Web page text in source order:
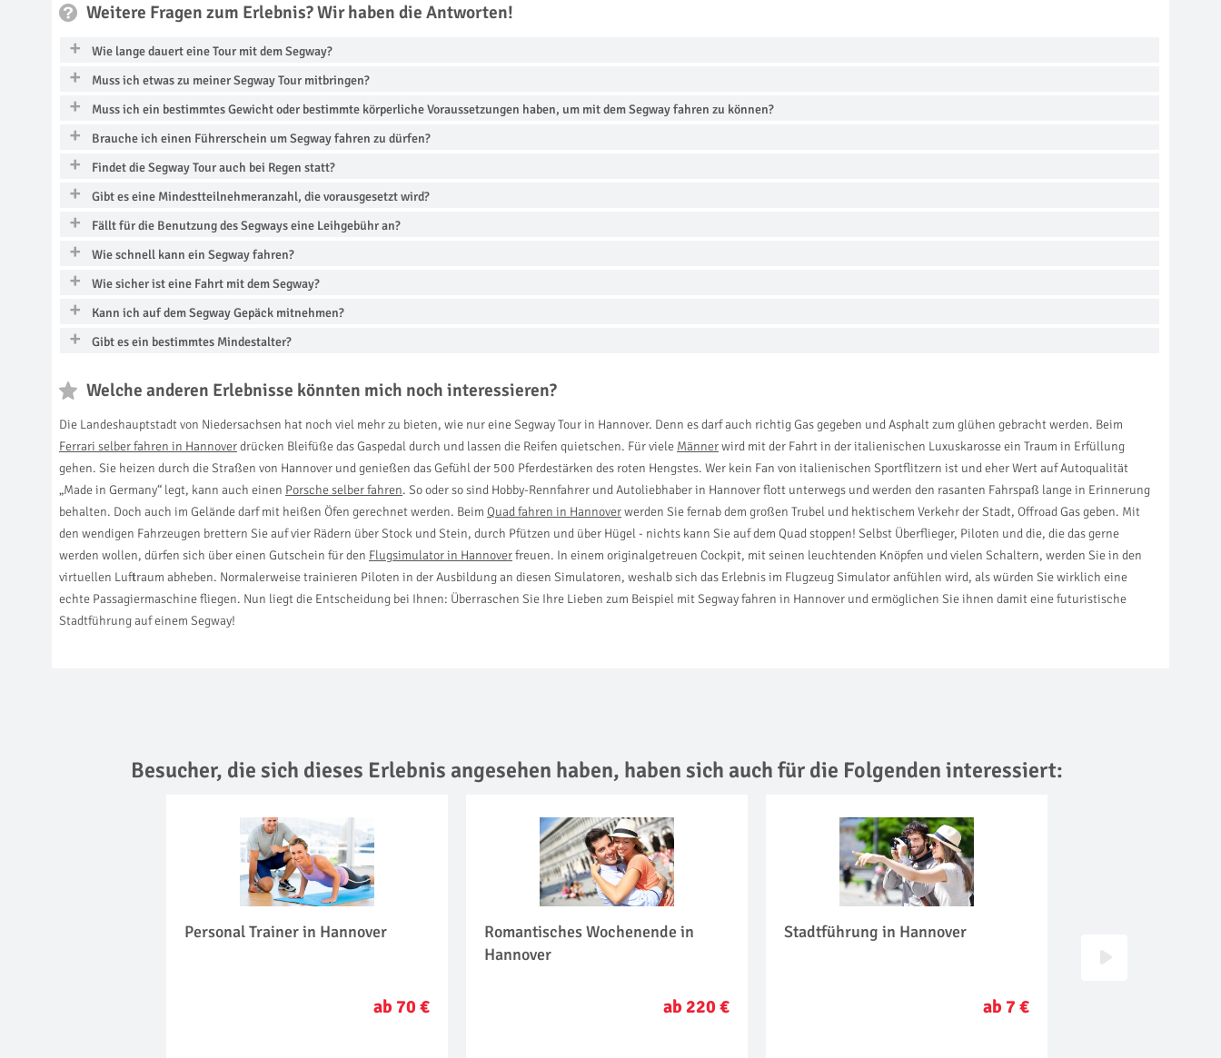
Weitere Fragen zum Erlebnis? Wir haben die Antworten!
Wie lange dauert eine Tour mit dem Segway?
Muss ich etwas zu meiner Segway Tour mitbringen?
Muss ich ein bestimmtes Gewicht oder bestimmte körperliche Voraussetzungen haben, um mit dem Segway fahren zu können?
Brauche ich einen Führerschein um Segway fahren zu dürfen?
Findet die Segway Tour auch bei Regen statt?
Gibt es eine Mindestteilnehmeranzahl, die vorausgesetzt wird?
Fällt für die Benutzung des Segways eine Leihgebühr an?
Wie schnell kann ein Segway fahren?
Wie sicher ist eine Fahrt mit dem Segway?
Kann ich auf dem Segway Gepäck mitnehmen?
Gibt es ein bestimmtes Mindestalter?
Welche anderen Erlebnisse könnten mich noch interessieren?
Die Landeshauptstadt von Niedersachsen hat noch viel mehr zu bieten, wie nur eine Segway Tour in Hannover. Denn es darf auch richtig Gas gegeben und Asphalt zum glühen gebracht werden. Beim
Ferrari selber fahren in Hannoverdrücken Bleifüße das Gaspedal durch und lassen die Reifen quietschen. Für viele Männerwird mit der Fahrt in der italienischen Luxuskarosse ein Traum in Erfüllung
gehen. Sie heizen durch die Straßen von Hannover und genießen das Gefühl der 500 Pferdestärken des roten Hengstes. Wer kein Fan von italienischen Sportflitzern ist und eher Wert auf Autoqualität
„Made in Germany“ legt, kann auch einen Porsche selber fahren. So oder so sind Hobby-Rennfahrer und Autoliebhaber in Hannover flott unterwegs und werden den rasanten Fahrspaß lange in Erinnerung
behalten. Doch auch im Gelände darf mit heißen Öfen gerechnet werden. Beim Quad fahren in Hannoverwerden Sie fernab dem großen Trubel und hektischem Verkehr der Stadt, Offroad Gas geben. Mit
den wendigen Fahrzeugen brettern Sie auf vier Rädern über Stock und Stein, durch Pfützen und über Hügel - nichts kann Sie auf dem Quad stoppen! Selbst Überflieger, Piloten und die, die das gerne
werden wollen, dürfen sich über einen Gutschein für den Flugsimulator in Hannoverfreuen. In einem originalgetreuen Cockpit, mit seinen leuchtenden Knöpfen und vielen Schaltern, werden Sie in den
virtuellen Luftraum abheben. Normalerweise trainieren Piloten in der Ausbildung an diesen Simulatoren, weshalb sich das Erlebnis im Flugzeug Simulator anfühlen wird, als würden Sie wirklich eine
echte Passagiermaschine fliegen. Nun liegt die Entscheidung bei Ihnen: Überraschen Sie Ihre Lieben zum Beispiel mit Segway fahren in Hannover und ermöglichen Sie ihnen damit eine futuristische
Stadtführung auf einem Segway!
Besucher, die sich dieses Erlebnis angesehen haben, haben sich auch für die Folgenden interessiert:
Personal Trainer in Hannover
ab 70 €
Romantisches Wochenende in
Hannover
ab 220 €
Stadtführung in Hannover
ab 7 €